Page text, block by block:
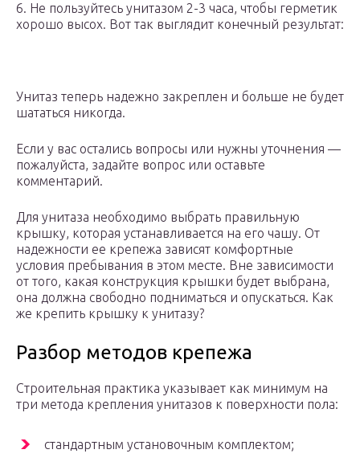
6. Не пользуйтесь унитазом 2-3 часа, чтобы герметик
хорошо высох. Вот так выглядит конечный результат:
Унитаз теперь надежно закреплен и больше не будет
шататься никогда.
Если у вас остались вопросы или нужны уточнения —
пожалуйста, задайте вопрос или оставьте
комментарий.
Для унитаза необходимо выбрать правильную
крышку, которая устанавливается на его чашу. От
надежности ее крепежа зависят комфортные
условия пребывания в этом месте. Вне зависимости
от того, какая конструкция крышки будет выбрана,
она должна свободно подниматься и опускаться. Как
же крепить крышку к унитазу?
Разбор методов крепежа
Строительная практика указывает как минимум на
три метода крепления унитазов к поверхности пола:
стандартным установочным комплектом;